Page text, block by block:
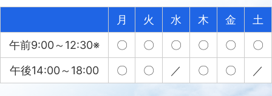
月 火 水 木 金
土
午前9:00～12:30※
〇 〇 〇 〇 〇
〇
午後14:00～18:00
〇 〇 ／ 〇 〇 ／